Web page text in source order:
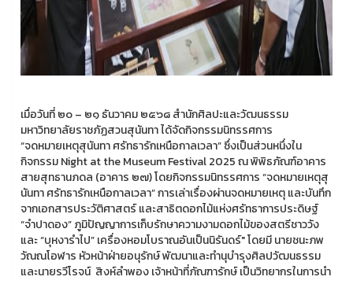
เมื่อวันที่ ๒๐ – ๒๑ ธันวาคม ๒๕๖๘ สำนักศิลปะและวัฒนธรรม
มหาวิทยาลัยราชภัฏสวนสุนันทา ได้จัดกิจกรรมนิทรรศการ
“จดหมายเหตุสุนันทา ศรัทธารักเหนือกาลเวลา” ซึ่งเป็นส่วนหนึ่งใน
กิจกรรม Night at the Museum Festival 2025 ณ พิพิธภัณฑ์อาคาร
สายสุทธานภดล (อาคาร ๒๗) โดยกิจกรรมนิทรรศการ “จดหมายเหตุสุ
นันทา ศรัทธารักเหนือกาลเวลา” การเล่าเรื่องผ่านจดหมายเหตุ และบันทึก
จากเอกสารประวัติศาสตร์ และสาธิตดอกไม้แห่งศรัทธาการประดิษฐ์
“จำปาดอง” ภูมิปัญญาการเก็บรักษาความงามดอกไม้ของสตรีชาววัง
และ “บุหงารำไป” เครื่องหอมโบราณอันเป็นนิรันดร์" โดยมี นายชนะภพ
วัณณโอฬาร หัวหน้าฝ่ายอนุรักษ์ พัฒนาและทำนุบำรุงศิลปวัฒนธรรม
และนายรวีโรจน์ สิงห์ลำพอง เจ้าหน้าที่ภัณฑารักษ์ เป็นวิทยากรในการนำ